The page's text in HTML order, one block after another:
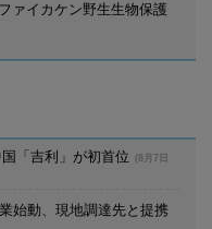
ァイカケン野生生物保護
「吉利」が初首位
(8月7日
始動、現地調達先と提携